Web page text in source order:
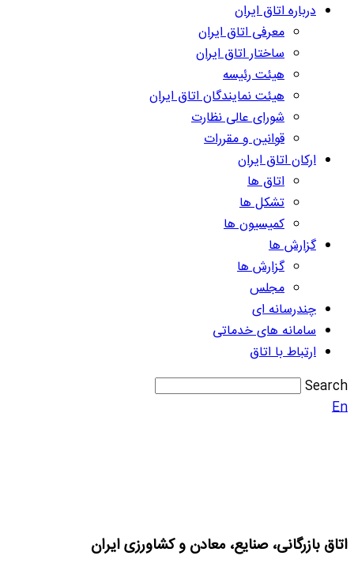
درباره اتاق ایران
معرفی اتاق ایران
ساختار اتاق ایران
هیئت رئیسه
هیئت نمایندگان اتاق ایران
شورای عالی نظارت
قوانین و مقررات
ارکان اتاق ایران
اتاق ها
تشکل ها
کمیسیون ها
گزارش ها
گزارش ها
مجلس
چندرسانه ای
سامانه های خدماتی
ارتباط با اتاق
Search
En
اتاق بازرگانی، صنایع، معادن و کشاورزی ایران